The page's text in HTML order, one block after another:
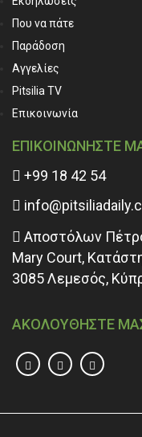
Που να πάτε
Παράδοση
Αγγελίες
Pitsilia TV
Επικοινωνία
ΕΠΙΚΟΙΝΩΝΗΣΤΕ
+99 18 42 54
Αποστόλων
Mary Court,
3085 Λεμεσός,
ΑΚΟΛΟΥΘΗΣΤΕ